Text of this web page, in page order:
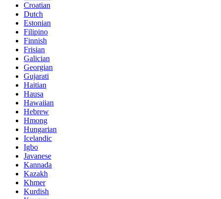
Croatian
Dutch
Estonian
Filipino
Finnish
Frisian
Galician
Georgian
Gujarati
Haitian
Hausa
Hawaiian
Hebrew
Hmong
Hungarian
Icelandic
Igbo
Javanese
Kannada
Kazakh
Khmer
Kurdish